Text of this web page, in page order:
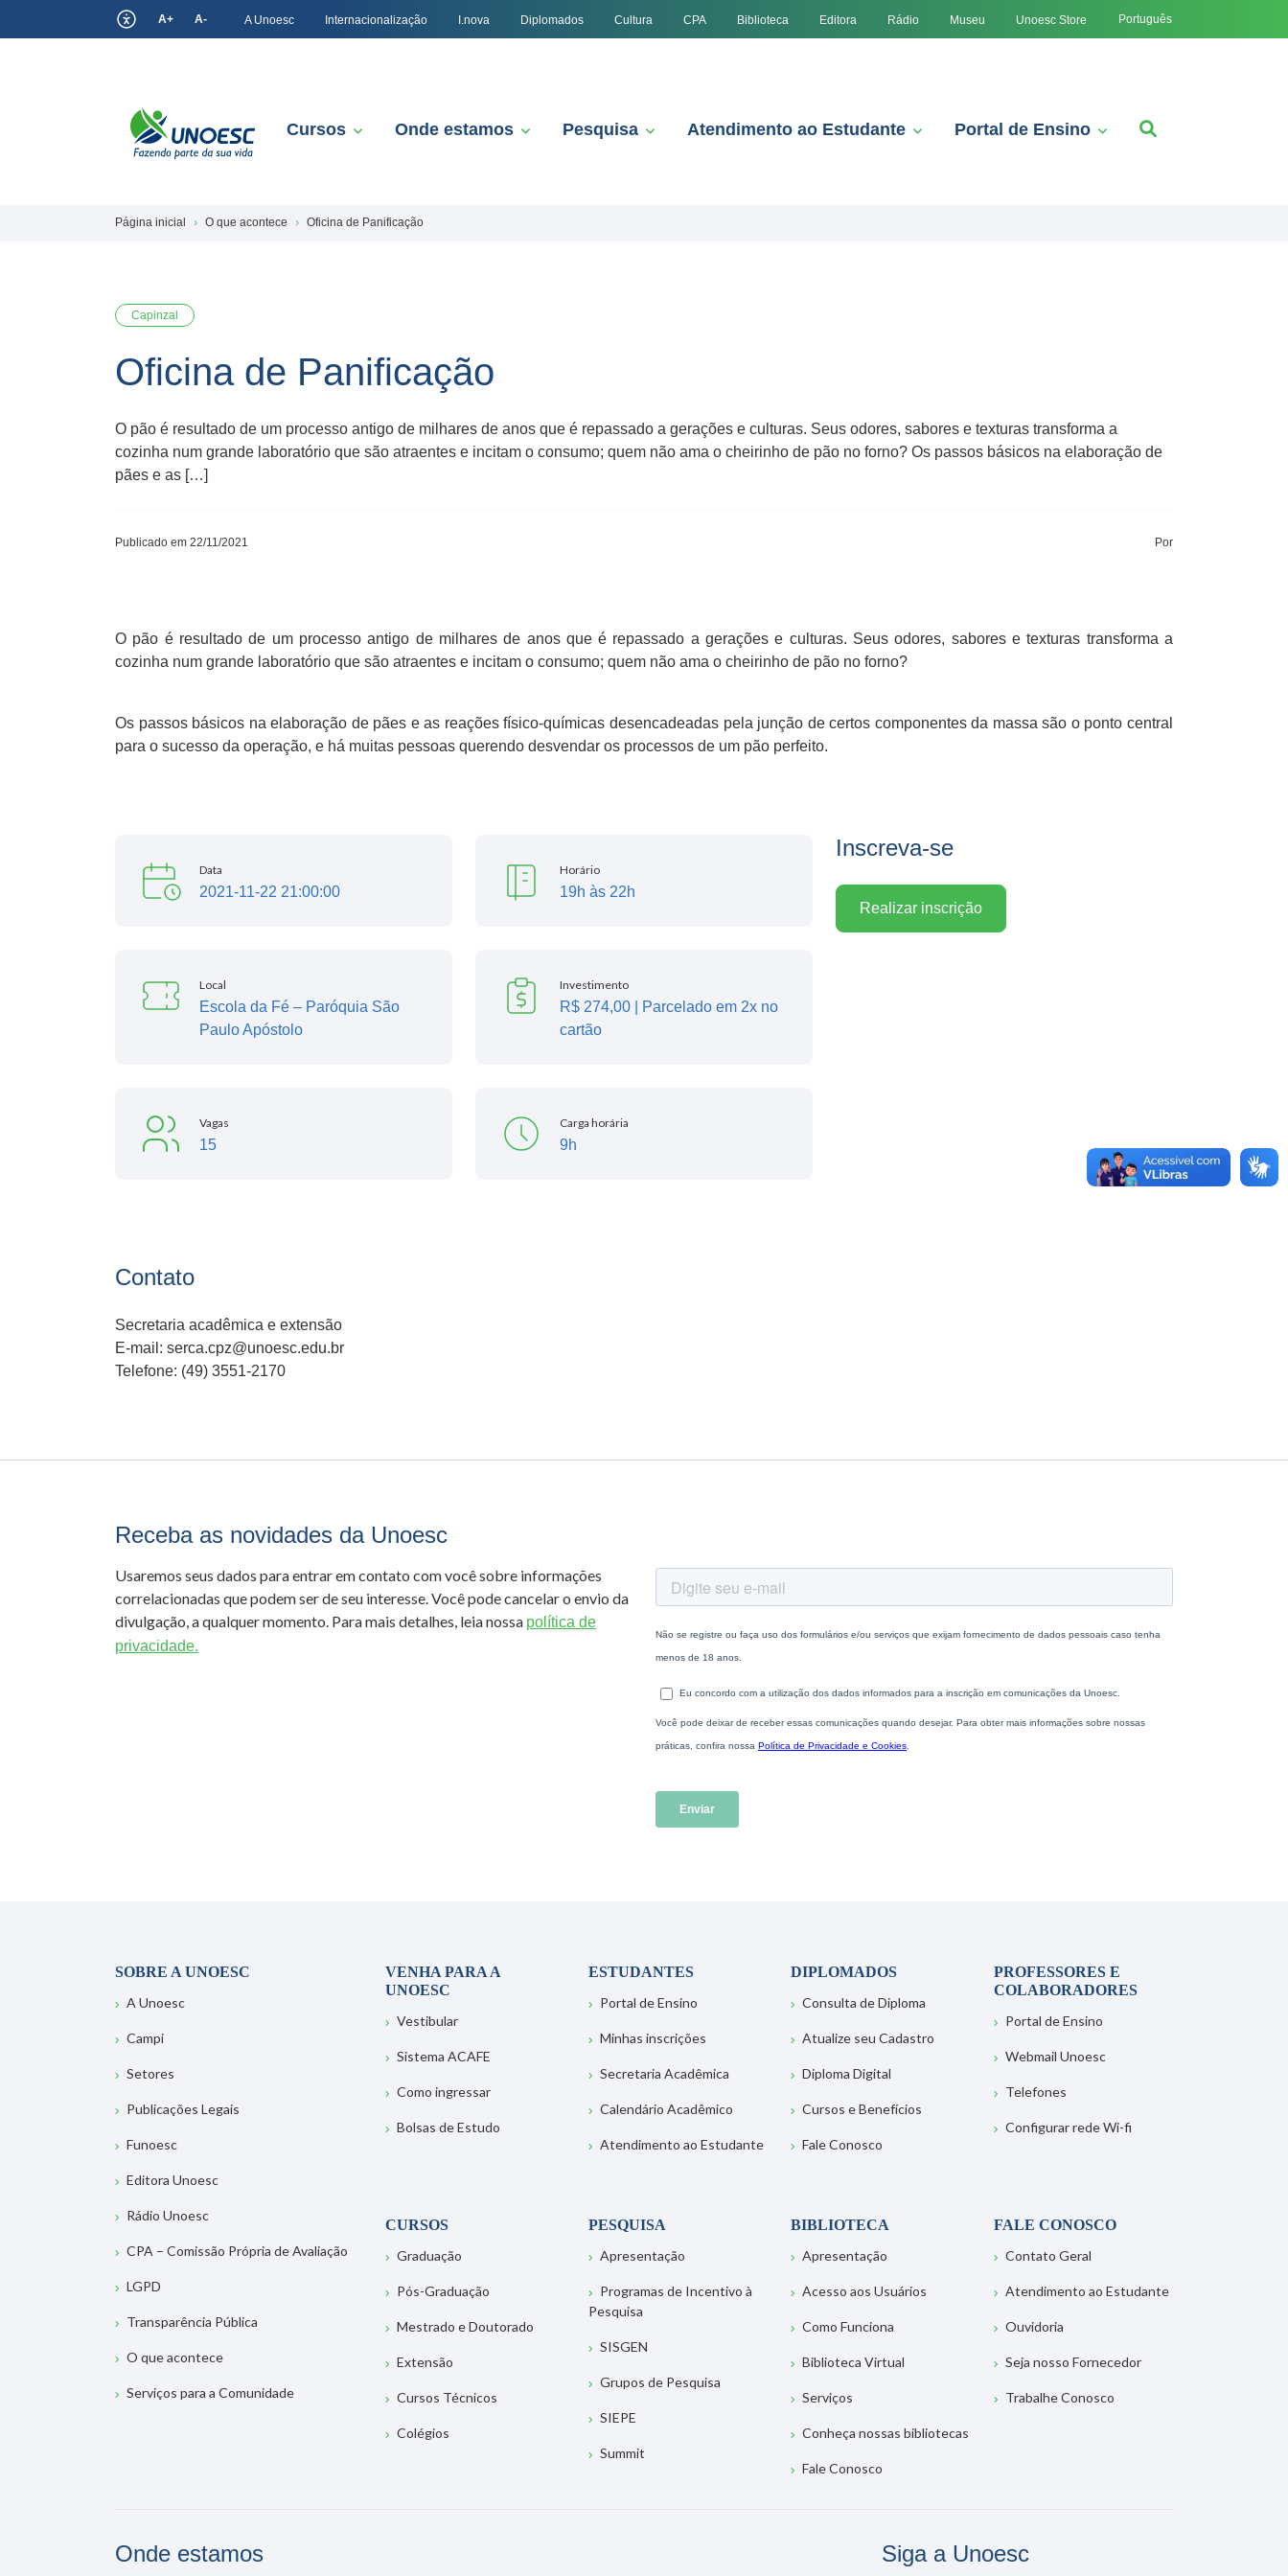
A+ A- A Unoesc Internacionalização I.nova Diplomados Cultura CPA Biblioteca Editora Rádio Museu Unoesc Store Português
Cursos Onde estamos Pesquisa Atendimento ao Estudante Portal de Ensino
Página inicial O que acontece Oficina de Panificação
Capinzal
Oficina de Panificação
O pão é resultado de um processo antigo de milhares de anos que é repassado a gerações e culturas. Seus odores, sabores e texturas transforma a
cozinha num grande laboratório que são atraentes e incitam o consumo; quem não ama o cheirinho de pão no forno? Os passos básicos na elaboração de
pães e as […]
Publicado em 22/11/2021 Por
O pão é resultado de um processo antigo de milhares de anos que é repassado a gerações e culturas. Seus odores, sabores e texturas transforma a
cozinha num grande laboratório que são atraentes e incitam o consumo; quem não ama o cheirinho de pão no forno?
Os passos básicos na elaboração de pães e as reações físico-químicas desencadeadas pela junção de certos componentes da massa são o ponto central
para o sucesso da operação, e há muitas pessoas querendo desvendar os processos de um pão perfeito.
Data
2021-11-22 21:00:00
Horário
19h às 22h
Local
Escola da Fé – Paróquia São
Paulo Apóstolo
Investimento
R$ 274,00 | Parcelado em 2x no
cartão
Vagas
15
Carga horária
9h
Inscreva-se
Realizar inscrição
Contato
Secretaria acadêmica e extensão
E-mail: serca.cpz@unoesc.edu.br
Telefone: (49) 3551-2170
Receba as novidades da Unoesc
Usaremos seus dados para entrar em contato com você sobre informações
correlacionadas que podem ser de seu interesse. Você pode cancelar o envio da
divulgação, a qualquer momento. Para mais detalhes, leia nossa política de
privacidade.
SOBRE A UNOESC
A Unoesc
Campi
Setores
Publicações Legais
Funoesc
Editora Unoesc
Rádio Unoesc
CPA – Comissão Própria de Avaliação
LGPD
Transparência Pública
O que acontece
Serviços para a Comunidade
VENHA PARA A
UNOESC
Vestibular
Sistema ACAFE
Como ingressar
Bolsas de Estudo
ESTUDANTES
Portal de Ensino
Minhas inscrições
Secretaria Acadêmica
Calendário Acadêmico
Atendimento ao Estudante
DIPLOMADOS
Consulta de Diploma
Atualize seu Cadastro
Diploma Digital
Cursos e Benefícios
Fale Conosco
PROFESSORES E
COLABORADORES
Portal de Ensino
Webmail Unoesc
Telefones
Configurar rede Wi-fi
CURSOS
Graduação
Pós-Graduação
Mestrado e Doutorado
Extensão
Cursos Técnicos
Colégios
PESQUISA
Apresentação
Programas de Incentivo à
Pesquisa
SISGEN
Grupos de Pesquisa
SIEPE
Summit
BIBLIOTECA
Apresentação
Acesso aos Usuários
Como Funciona
Biblioteca Virtual
Serviços
Conheça nossas bibliotecas
Fale Conosco
FALE CONOSCO
Contato Geral
Atendimento ao Estudante
Ouvidoria
Seja nosso Fornecedor
Trabalhe Conosco
Onde estamos Siga a Unoesc